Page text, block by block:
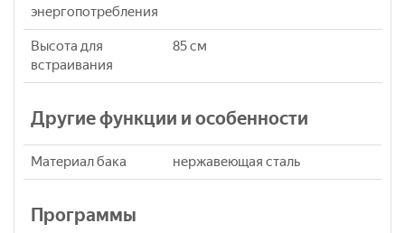
энергопотребления
Высота для
встраивания
85 см
Другие функции и особенности
Материал бака нержавеющая сталь
Программы